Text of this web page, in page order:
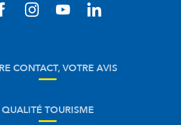
CONTACT, VOTRE AVIS
QUALITÉ TOURISME